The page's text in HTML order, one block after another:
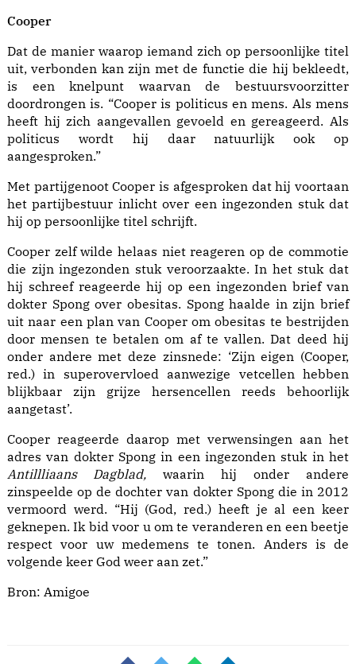
Cooper
Dat de manier waarop iemand zich op persoonlijke titel
uit, verbonden kan zijn met de functie die hij bekleedt,
is een knelpunt waarvan de bestuursvoorzitter
doordrongen is. “Cooper is politicus en mens. Als mens
heeft hij zich aangevallen gevoeld en gereageerd. Als
politicus wordt hij daar natuurlijk ook op
aangesproken.”
Met partijgenoot Cooper is afgesproken dat hij voortaan
het partijbestuur inlicht over een ingezonden stuk dat
hij op persoonlijke titel schrijft.
Cooper zelf wilde helaas niet reageren op de commotie
die zijn ingezonden stuk veroorzaakte. In het stuk dat
hij schreef reageerde hij op een ingezonden brief van
dokter Spong over obesitas. Spong haalde in zijn brief
uit naar een plan van Cooper om obesitas te bestrijden
door mensen te betalen om af te vallen. Dat deed hij
onder andere met deze zinsnede: ‘Zijn eigen (Cooper,
red.) in superovervloed aanwezige vetcellen hebben
blijkbaar zijn grijze hersencellen reeds behoorlijk
aangetast’.
Cooper reageerde daarop met verwensingen aan het
adres van dokter Spong in een ingezonden stuk in het
Antillliaans Dagblad, waarin hij onder andere
zinspeelde op de dochter van dokter Spong die in 2012
vermoord werd. “Hij (God, red.) heeft je al een keer
geknepen. Ik bid voor u om te veranderen en een beetje
respect voor uw medemens te tonen. Anders is de
volgende keer God weer aan zet.”
Bron: Amigoe